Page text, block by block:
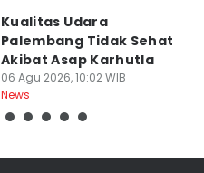
Kualitas Udara
Palembang Tidak Sehat
Akibat Asap Karhutla
06 Agu 2026, 10:02 WIB
News